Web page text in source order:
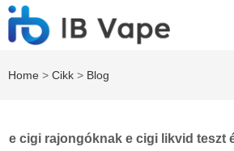
Home > Cikk > Blog
e cigi rajongóknak e cigi likvid teszt